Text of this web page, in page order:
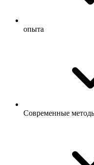
опыта
Современные